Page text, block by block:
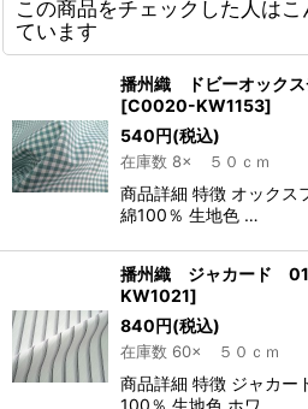
この商品をチェックした人は
ています
播州織 ドビーオック
[C0020-KW1153]
540円(税込)
在庫数 8× ５０ｃｍ
商品詳細 特徴 オックス
綿100％ 生地色 …
播州織 ジャカード
KW1021]
840円(税込)
在庫数 60× ５０ｃｍ
商品詳細 特徴 ジャカー
100％ 生地色 ホワ…